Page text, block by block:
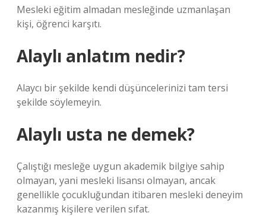
Mesleki eğitim almadan mesleğinde uzmanlaşan
kişi, öğrenci karşıtı.
Alaylı anlatım nedir?
Alaycı bir şekilde kendi düşüncelerinizi tam tersi
şekilde söylemeyin.
Alaylı usta ne demek?
Çalıştığı mesleğe uygun akademik bilgiye sahip
olmayan, yani mesleki lisansı olmayan, ancak
genellikle çocukluğundan itibaren mesleki deneyim
kazanmış kişilere verilen sıfat.